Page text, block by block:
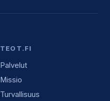
TEOT.FI
Palvelut
Missio
Turvallisuus